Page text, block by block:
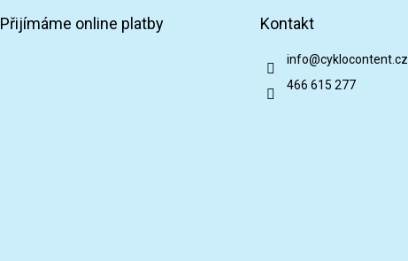
Přijímáme online platby Kontakt
info@cyklocontent.cz
466 615 277